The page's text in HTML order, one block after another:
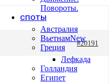
Повороты.
СПОТЫ
Австралия
ВьетнамNew
Греция
Лефкада
Голландия
Египет
#20191